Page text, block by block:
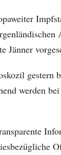
gestern
werden